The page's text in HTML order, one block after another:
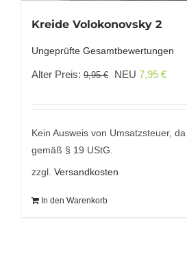
Kreide Volokonovsky 2
Ungeprüfte Gesamtbewertungen
Alter Preis: 9,95€
Ursprünglicher
9,95 €
NEU 7,95 €
Kein Ausweis von Umsatzsteuer,
gemäß § 19 UStG.
zzgl. Versandkosten
In den Warenkorb